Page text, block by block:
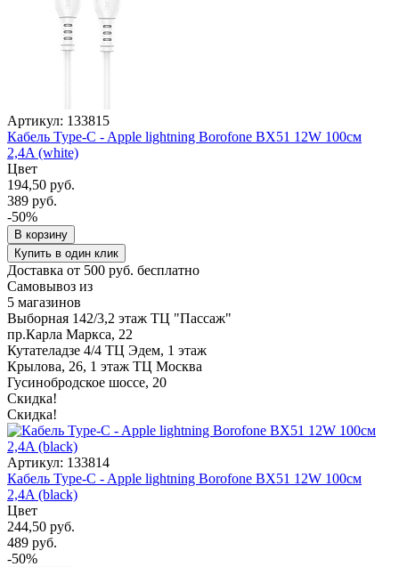
Артикул: 133815
Кабель Type-C - Apple lightning Borofone BX51 12W 100см
2,4A (white)
Цвет
194,50 руб.
389 руб.
-50%
В корзину
Купить в один клик
Доставка от 500 руб. бесплатно
Самовывоз из
5 магазинов
Выборная 142/3,2 этаж ТЦ "Пассаж"
пр.Карла Маркса, 22
Кутателадзе 4/4 ТЦ Эдем, 1 этаж
Крылова, 26, 1 этаж ТЦ Москва
Гусинобродское шоссе, 20
Скидка!
Скидка!
Артикул: 133814
Кабель Type-C - Apple lightning Borofone BX51 12W 100см
2,4A (black)
Цвет
244,50 руб.
489 руб.
-50%